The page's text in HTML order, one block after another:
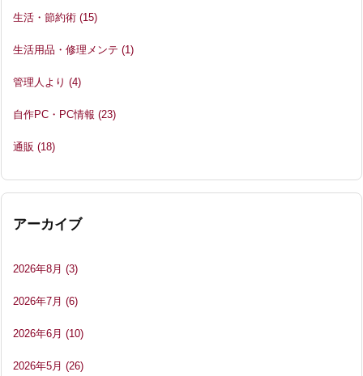
生活・節約術 (15)
生活用品・修理メンテ (1)
管理人より (4)
自作PC・PC情報 (23)
通販 (18)
アーカイブ
2026年8月 (3)
2026年7月 (6)
2026年6月 (10)
2026年5月 (26)